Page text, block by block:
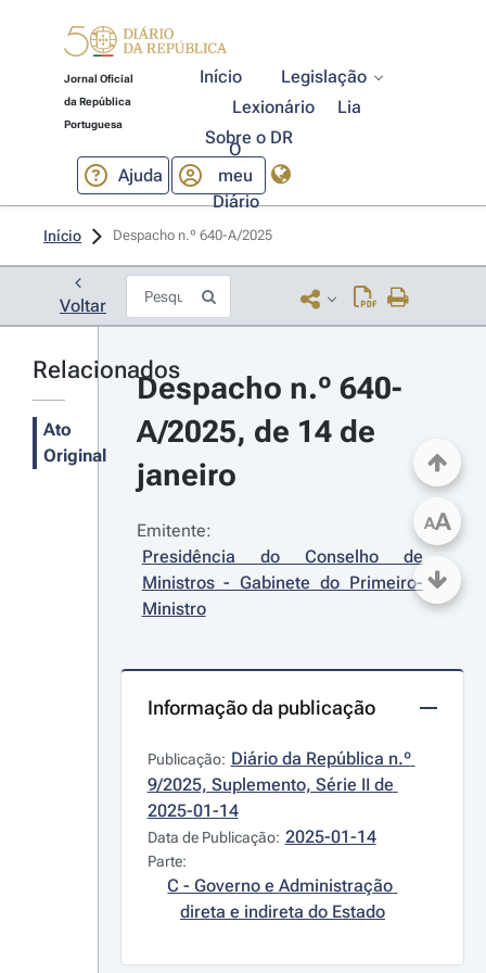
Jornal Oficial
da República
Portuguesa
Início
Legislação
Lexionário
Lia
Sobre o DR
Ajuda
O
meu
Diário
Início Despacho n.º 640-A/2025
Voltar
Relacionados
Ato
Original
Despacho n.º 640-
A/2025, de 14 de
janeiro
Emitente:
Presidência do Conselho de
Ministros - Gabinete do Primeiro-
Ministro
Informação da publicação
Publicação: Diário da República n.º
9/2025, Suplemento, Série II de
2025-01-14
Data de Publicação: 2025-01-14
Parte:
C - Governo e Administração
direta e indireta do Estado
AA